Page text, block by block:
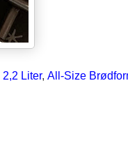
2,2 Liter, All-Size